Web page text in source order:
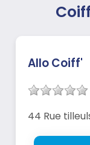
Allo Coiff'
44 Rue